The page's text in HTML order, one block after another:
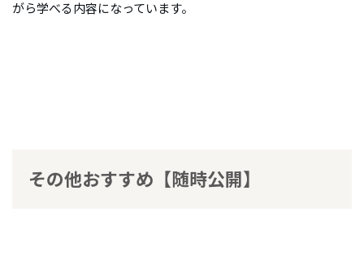
がら学べる内容になっています。
その他おすすめ【随時公開】